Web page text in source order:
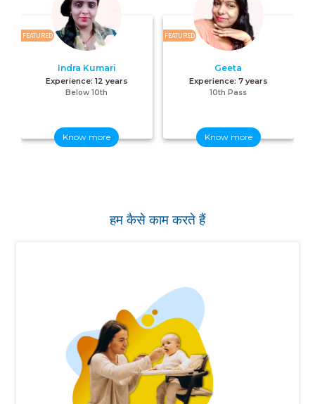
FEATURED
Indra Kumari
Experience: 12 years
Below 10th
Know more
FEATURED
Geeta
Experience: 7 years
10th Pass
Know more
हम कैसे काम करते हैं